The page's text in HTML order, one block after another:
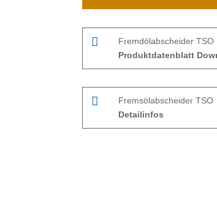

Fremdölabscheider TSO
Produktdatenblatt

Fremsölabscheider TSO
Detailinfos